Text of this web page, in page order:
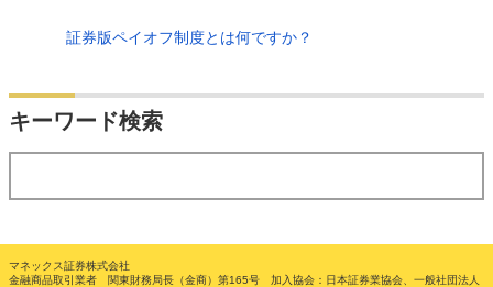
証券版ペイオフ制度とは何ですか？
キーワード検索
マネックス証券株式会社
金融商品取引業者 関東財務局長（金商）第165号 加入協会：日本証券業協会、一般社団法人